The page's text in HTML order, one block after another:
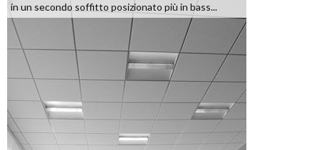
in un secondo soffitto posizionato più in bass...